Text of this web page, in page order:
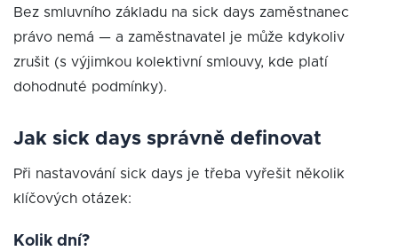
Bez smluvního základu na sick days zaměstnanec
právo nemá — a zaměstnavatel je může kdykoliv
zrušit (s výjimkou kolektivní smlouvy, kde platí
dohodnuté podmínky).
Jak sick days správně definovat
Při nastavování sick days je třeba vyřešit několik
klíčových otázek:
Kolik dní?